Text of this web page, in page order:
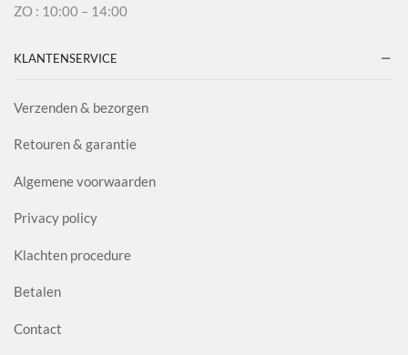
ZO : 10:00 – 14:00
KLANTENSERVICE
Verzenden & bezorgen
Retouren & garantie
Algemene voorwaarden
Privacy policy
Klachten procedure
Betalen
Contact